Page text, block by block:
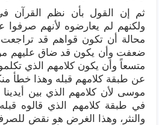
ثم إن القول بأن نظم القرآن
ولكنهم لم يعارضوه لأنهم صرفوا
محالة أن تكون قواهم قد
ضعفت وأن يكون قد ضاق عليهم من
متسعاً وأن يكون كلامهم الذي
عن طبقة كلامهم قبله وهذا خطأ
موسى لأن كلامهم الذي بين
في طبقة كلامهم الذي قالوه
والنثر، وهذا الغرض هو نقض